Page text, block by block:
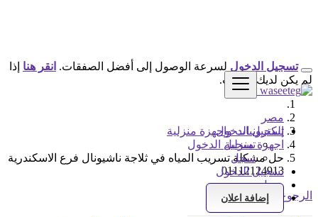
تسجيل الدخول
تسجيل الدخول
سجل
تسجيل الدخول
سجل
إضافة اعلان
تسجيل الدخول لسرعة الوصول إلى أفضل الصفقات. انقر هنا إذا
لم يكن لديك حساب.
مصر
إلكترونيات واجهزة منزلية
اجهزة منزلية
حل مشكلة تسريب المياه في ثلاجة ناشيونال فرع الاسكندرية
01112124913
الرجوع إلى النتائج